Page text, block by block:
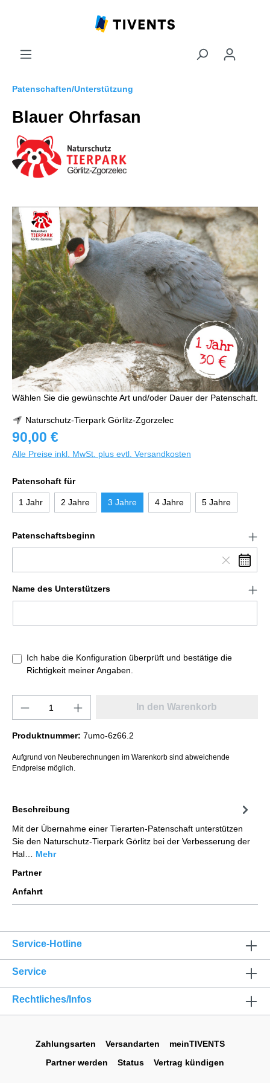
Patenschaften/Unterstützung
Blauer Ohrfasan
Wählen Sie die gewünschte Art und/oder Dauer der Patenschaft.
Naturschutz-Tierpark Görlitz-Zgorzelec
90,00 €
Alle Preise inkl. MwSt. plus evtl. Versandkosten
Patenschaft für
1 Jahr 2 Jahre 3 Jahre 4 Jahre 5 Jahre
Patenschaftsbeginn
Name des Unterstützers
Ich habe die Konfiguration überprüft und bestätige die
Richtigkeit meiner Angaben.
In den Warenkorb
Produktnummer: 7umo-6z66.2
Aufgrund von Neuberechnungen im Warenkorb sind abweichende
Endpreise möglich.
Beschreibung
Mit der Übernahme einer Tierarten-Patenschaft unterstützen
Sie den Naturschutz-Tierpark Görlitz bei der Verbesserung der
Hal… Mehr
Partner
Anfahrt
Service-Hotline
Service
Rechtliches/Infos
Zahlungsarten Versandarten
meinTIVENTS
Partner werden
Status Vertrag kündigen